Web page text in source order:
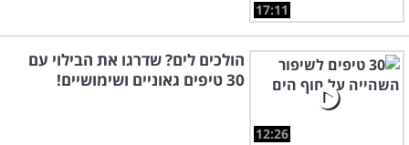
17:11
12:26
הולכים לים? שדרגו את הבילוי עם
30 טיפים גאוניים ושימושיים!